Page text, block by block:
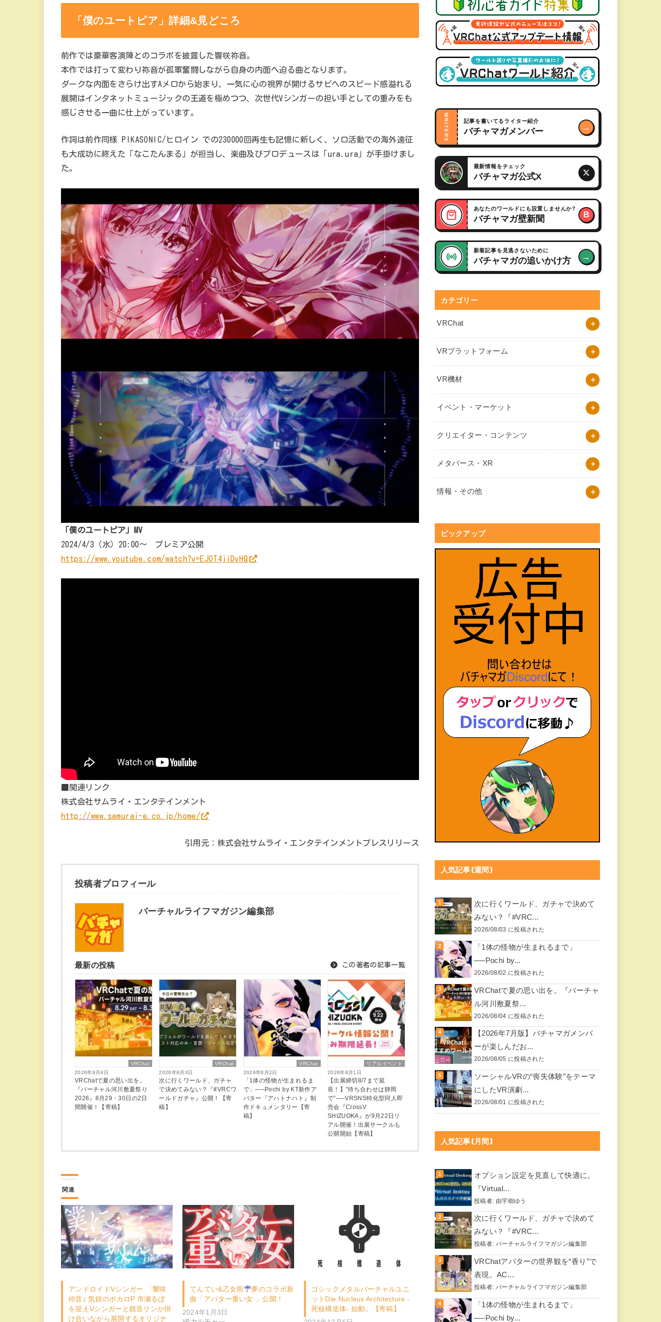
「僕のユートピア」詳細&見どころ
前作では豪華客演陣とのコラボを披露した響咲祢音。
本作では打って変わり祢音が孤軍奮闘しながら自身の内面へ迫る曲となります。
ダークな内面をさらけ出すAメロから始まり、一気に心の視界が開けるサビへのスピード感溢れる
展開はインタネットミュージックの王道を極めつつ、次世代Vシンガーの担い手としての重みをも
感じさせる一曲に仕上がっています。
作詞は前作同様 PIKASONIC/ヒロイン での230000回再生も記憶に新しく、ソロ活動での海外遠征
も大成功に終えた「なこたんまる」が担当し、楽曲及びプロデュースは「ura.ura」が手掛けまし
た。
「僕のユートピア」MV
2024/4/3（水）20:00～ プレミア公開
https://www.youtube.com/watch?v=EJOT4jiDvHQ
■関連リンク
株式会社サムライ・エンタテインメント
http://www.samurai-e.co.jp/home/
引用元：株式会社サムライ・エンタテインメントプレスリリース
投稿者プロフィール
バーチャルライフマガジン編集部
最新の投稿 この著者の記事一覧
VRChat
2026年8月4日
VRChatで夏の思い出を。
『バーチャル河川敷夏祭り
2026』8月29・30日の2日
間開催！【寄稿】
VRChat
2026年8月3日
次に行くワールド、ガチャ
で決めてみない？『#VRCワ
ールドガチャ』公開！【寄
稿】
VRChat
2026年8月2日
「1体の怪物が生まれるま
で」──Pochi by KT新作ア
バター『アハトナハト』制
作ドキュメンタリー【寄
稿】
リアルイベント
2026年8月1日
【出展締切8/7まで延
長！】“待ち合わせは静岡
で”──VRSNS特化型同人即
売会『CrossV
SHIZUOKA』が9月22日リ
アル開催！出展サークルも
公開開始【寄稿】
関連
アンドロイドVシンガー 「響咲
祢音｣ 気鋭のボカロP 市瀬るぽ
を迎えVシンガーと鏡音リンが掛
け合いながら展開するオリジナ
てんてい&乙女雨
夢のコラボ新
曲「アバター重い女 」公開！
2024年1月3日
ゴシックメタルバーチャルユニ
ットDie Nucleus Architecture -
死核構造体- 始動。【寄稿】
WRITERS 記事を書いてるライター紹介
バチャマガメンバー →
最新情報をチェック
バチャマガ公式X
あなたのワールドにも設置しませんか?
バチャマガ壁新聞 B
新着記事を見逃さないために
バチャマガの追いかけ方 →
カテゴリー
VRChat
VRプラットフォーム
VR機材
イベント・マーケット
クリエイター・コンテンツ
メタバース・XR
情報・その他
ピックアップ
人気記事(週間)
次に行くワールド、ガチャで決めて
みない？『#VRC...
2026/08/03 に投稿された
「1体の怪物が生まれるまで」
──Pochi by...
2026/08/02 に投稿された
VRChatで夏の思い出を。『バーチャ
ル河川敷夏祭...
2026/08/04 に投稿された
【2026年7月版】バチャマガメンバ
ーが楽しんだお...
2026/08/05 に投稿された
ソーシャルVRの“喪失体験”をテーマ
にしたVR演劇...
2026/08/01 に投稿された
人気記事(月間)
オプション設定を見直して快適に。
『Virtual...
投稿者: 由宇樹ゆう
次に行くワールド、ガチャで決めて
みない？『#VRC...
投稿者: バーチャルライフマガジン編集部
VRChatアバターの世界観を“香り”で
表現。AC...
投稿者: バーチャルライフマガジン編集部
「1体の怪物が生まれるまで」
──Pochi by...